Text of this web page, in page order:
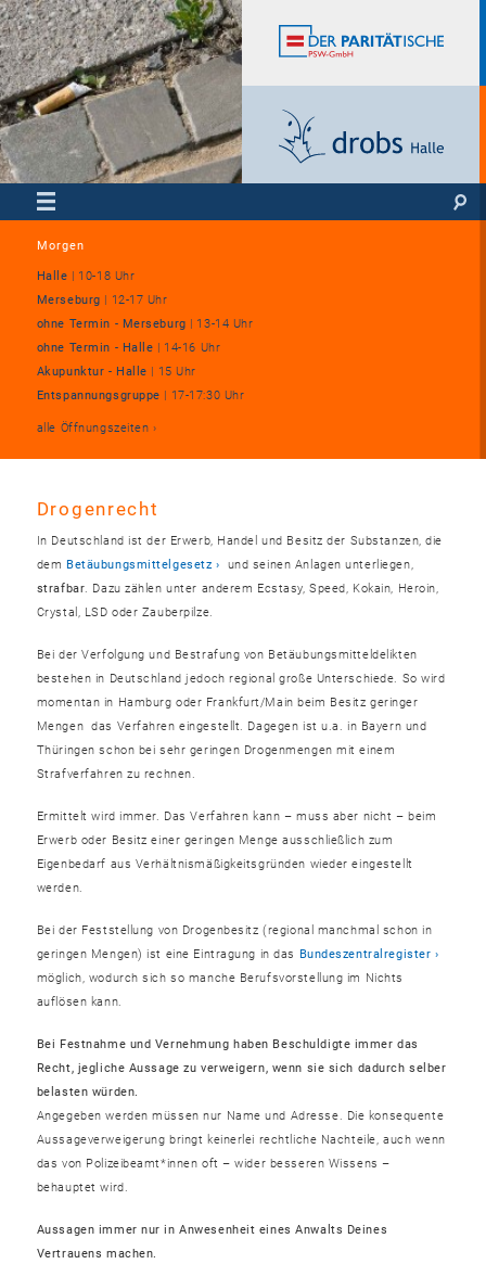
Morgen
Halle | 10-18 Uhr
Merseburg | 12-17 Uhr
ohne Termin - Merseburg | 13-14 Uhr
ohne Termin - Halle | 14-16 Uhr
Akupunktur - Halle | 15 Uhr
Entspannungsgruppe | 17-17:30 Uhr
alle Öffnungszeiten
Drogenrecht
In Deutschland ist der Erwerb, Handel und Besitz der Substanzen, die
dem Betäubungsmittelgesetz
und seinen Anlagen unterliegen,
strafbar. Dazu zählen unter anderem Ecstasy, Speed, Kokain, Heroin,
Crystal, LSD oder Zauberpilze.
Bei der Verfolgung und Bestrafung von Betäubungsmitteldelikten
bestehen in Deutschland jedoch regional große Unterschiede. So wird
momentan in Hamburg oder Frankfurt/Main beim Besitz geringer
Mengen das Verfahren eingestellt. Dagegen ist u.a. in Bayern und
Thüringen schon bei sehr geringen Drogenmengen mit einem
Strafverfahren zu rechnen.
Ermittelt wird immer. Das Verfahren kann – muss aber nicht – beim
Erwerb oder Besitz einer geringen Menge ausschließlich zum
Eigenbedarf aus Verhältnismäßigkeitsgründen wieder eingestellt
werden.
Bei der Feststellung von Drogenbesitz (regional manchmal schon in
geringen Mengen) ist eine Eintragung in das Bundeszentralregister
möglich, wodurch sich so manche Berufsvorstellung im Nichts
auflösen kann.
Bei Festnahme und Vernehmung haben Beschuldigte immer das
Recht, jegliche Aussage zu verweigern, wenn sie sich dadurch selber
belasten würden.
Angegeben werden müssen nur Name und Adresse. Die konsequente
Aussageverweigerung bringt keinerlei rechtliche Nachteile, auch wenn
das von Polizeibeamt*innen oft – wider besseren Wissens –
behauptet wird.
Aussagen immer nur in Anwesenheit eines Anwalts Deines
Vertrauens machen.